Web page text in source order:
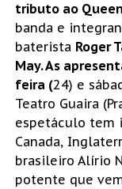
tributo ao Queen
banda e
baterista Roger
May. As
feira (24) e
Teatro Guaira
espetáculo tem
Canada,
brasileiro Alírio
potente que